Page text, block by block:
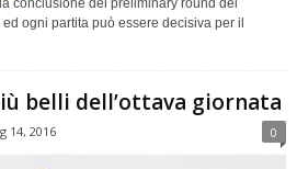
conclusione del preliminary round dei
ogni partita può essere decisiva per il
belli dell’ottava giornata
14, 2016 0